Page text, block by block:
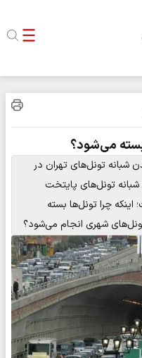
می‌شود؟
شبانه تونل‌های تهران در
تونل‌های پایتخت
اینکه چرا تونل‌ها بسته
شهری انجام می‌شود؟